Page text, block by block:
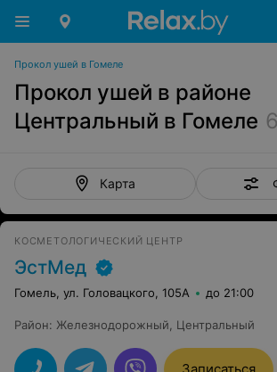
Прокол ушей в Гомеле
Прокол ушей в районе
Центральный в Гомеле 6
Карта
КОСМЕТОЛОГИЧЕСКИЙ ЦЕНТР
ЭстМед
Гомель, ул. Головацкого, 105А до 21:00
Район: Железнодорожный Центральный